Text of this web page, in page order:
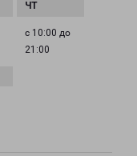
с 10:00 до
21:00